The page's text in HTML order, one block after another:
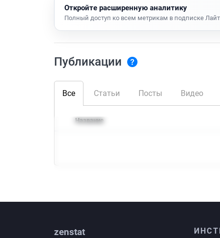
Откройте расширенную аналитику
Полный доступ ко всем метрикам в подписке Лайт
Публикации
Все Статьи Посты Видео
Название
zenstat